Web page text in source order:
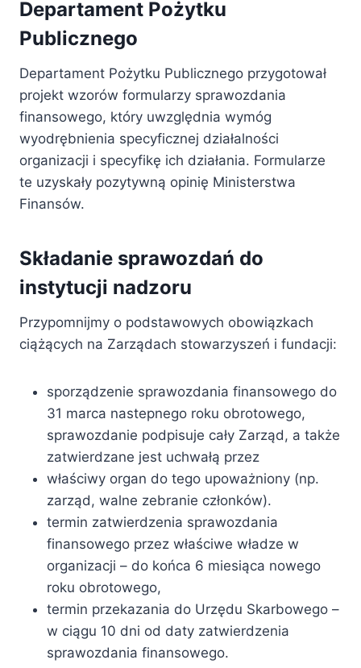
Departament Pożytku
Publicznego
Departament Pożytku Publicznego przygotował
projekt wzorów formularzy sprawozdania
finansowego, który uwzględnia wymóg
wyodrębnienia specyficznej działalności
organizacji i specyfikę ich działania. Formularze
te uzyskały pozytywną opinię Ministerstwa
Finansów.
Składanie sprawozdań do
instytucji nadzoru
Przypomnijmy o podstawowych obowiązkach
ciążących na Zarządach stowarzyszeń i fundacji:
sporządzenie sprawozdania finansowego do
31 marca nastepnego roku obrotowego,
sprawozdanie podpisuje cały Zarząd, a także
zatwierdzane jest uchwałą przez
właściwy organ do tego upoważniony (np.
zarząd, walne zebranie członków).
termin zatwierdzenia sprawozdania
finansowego przez właściwe władze w
organizacji – do końca 6 miesiąca nowego
roku obrotowego,
termin przekazania do Urzędu Skarbowego –
w ciągu 10 dni od daty zatwierdzenia
sprawozdania finansowego.